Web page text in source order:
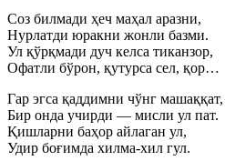
Соз билмади ҳеч маҳал аразни,
Нурлатди юракни жонли базми.
Ул қўрқмади дуч келса тиканзор,
Офатли бўрон, қутурса сел, қор…
Гар эгса қаддимни чўнг машаққат,
Бир онда учирди — мисли ул пат.
Қишларни баҳор айлаган ул,
Удир боғимда хилма-хил гул.